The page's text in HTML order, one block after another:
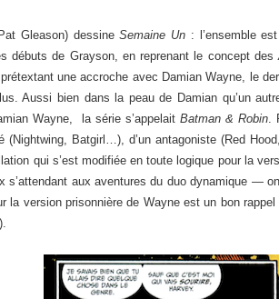
Gleason) dessineSemaine Un : l’ensemble
débuts de Grayson, en reprenant le concept des
une accroche avec Damian Wayne, le
Aussi bien dans la peau de Damian qu’un
Wayne, la série s’appelait Batman & Robin.
(Nightwing, Batgirl…), d’un antagoniste (Red
qui s’est modifiée en toute logique pour la
s’attendant aux aventures du duo dynamique —
la version prisonnière de Wayne est un bon
).